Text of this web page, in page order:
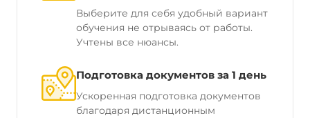
Выберите для себя удобный вариант
обучения не отрываясь от работы.
Учтены все нюансы.
Подготовка документов за 1 день
Ускоренная подготовка документов
благодаря дистанционным